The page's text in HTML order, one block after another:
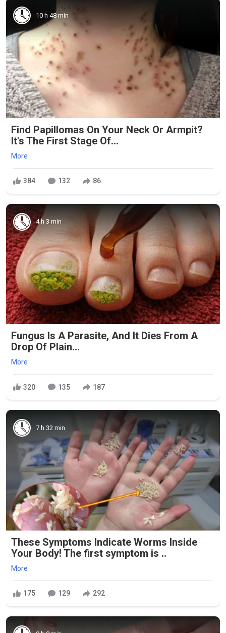
10 h 48 min
Find Papillomas On Your Neck Or Armpit?
It's The First Stage Of...
More
384 132 86
4 h 3 min
Fungus Is A Parasite, And It Dies From A
Drop Of Plain...
More
320 135 187
7 h 32 min
These Symptoms Indicate Worms Inside
Your Body! The first symptom is ..
More
175 129 292